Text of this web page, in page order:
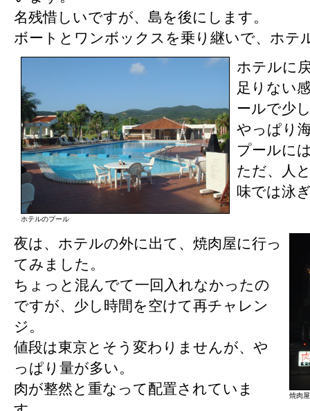
名残惜しいですが、島を後にします。
ボートとワンボックスを乗り継いで、ホテ
ホテルのプール
ホテルに
足りない
ールで少
やっぱり
プールに
ただ、人
味では泳
焼肉
夜は、ホテルの外に出て、焼肉屋に行っ
てみました。
ちょっと混んでて一回入れなかったの
ですが、少し時間を空けて再チャレン
ジ。
値段は東京とそう変わりませんが、や
っぱり量が多い。
肉が整然と重なって配置されていま